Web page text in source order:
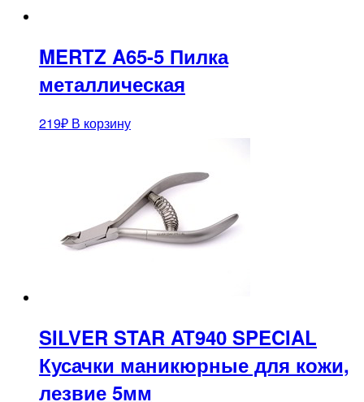
MERTZ A65-5 Пилка
металлическая
219₽ В корзину
SILVER STAR AT940 SPECIAL
Кусачки маникюрные для кожи,
лезвие 5мм